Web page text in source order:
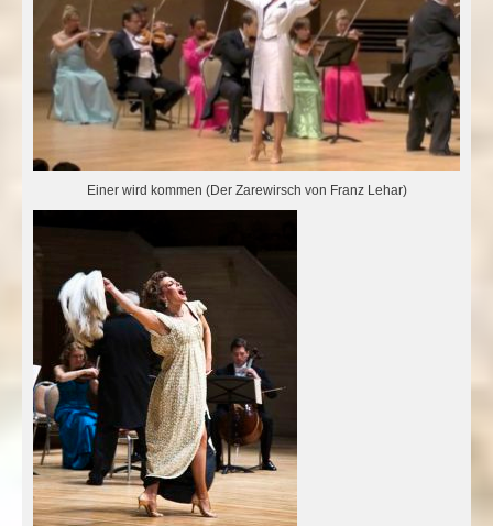
Einer wird kommen (Der Zarewirsch von Franz Lehar)